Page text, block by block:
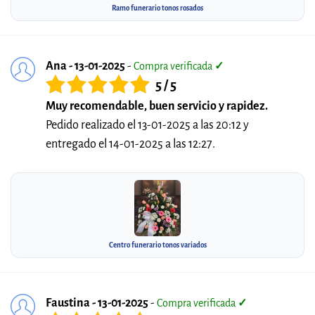
Ramo funerario tonos rosados
Ana - 13-01-2025- Compra verificada ✓
5 / 5
Muy recomendable, buen servicio y rapidez.
Pedido realizado el 13-01-2025 a las 20:12 y
entregado el 14-01-2025 a las 12:27.
Centro funerario tonos variados
Faustina - 13-01-2025- Compra verificada ✓